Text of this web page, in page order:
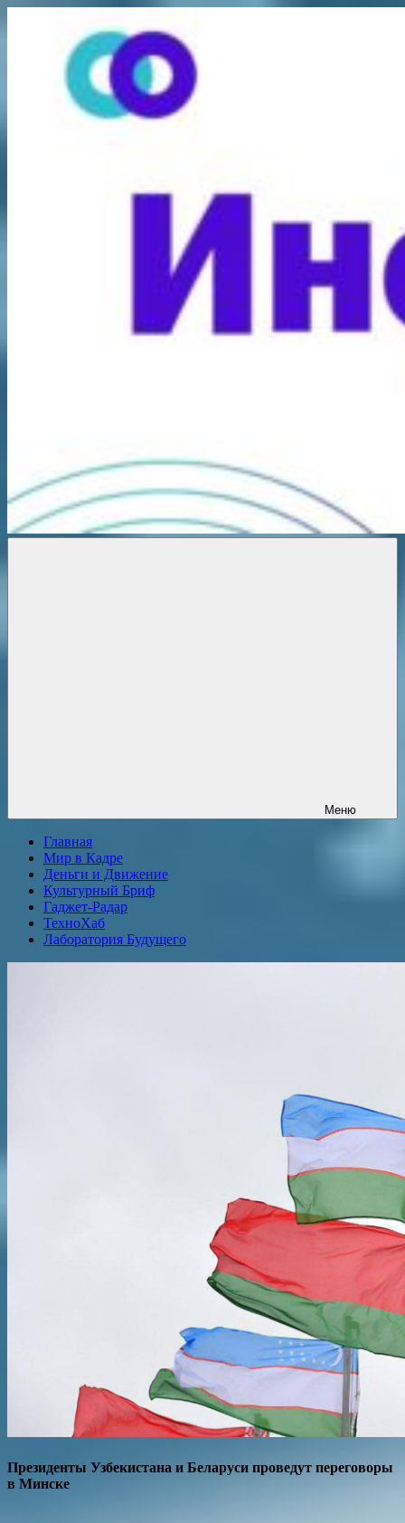
содержимому
Меню
Главная
Мир в Кадре
Деньги и Движение
Культурный Бриф
Гаджет-Радар
ТехноХаб
Лаборатория Будущего
Президенты Узбекистана и Беларуси проведут переговоры
в Минске